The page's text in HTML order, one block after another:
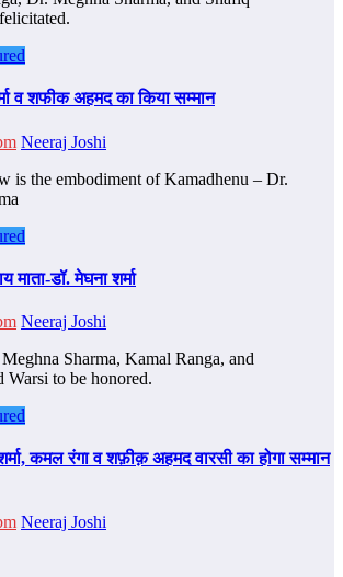
व शफीक अहमद का किया सम्‍मान
Neeraj Joshi
डॉ. मेघना शर्मा
Neeraj Joshi
कमल रंगा व शफ़ीक़ अहमद वारसी का होगा सम्‍मान
Neeraj Joshi